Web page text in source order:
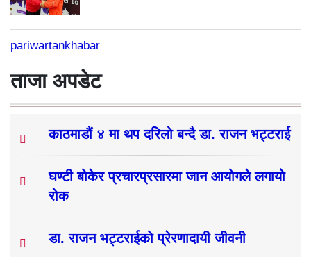
pariwartankhabar
ताजा अपडेट
काठमाडौं ४ मा थप दरिलो बन्दै डा. राजन भट्टराई
घण्टी बोकेर प्रचारप्रसारमा जान आयोगले लगायो
रोक
डा. राजन भट्टराईको प्रेरणादायी जीवनी